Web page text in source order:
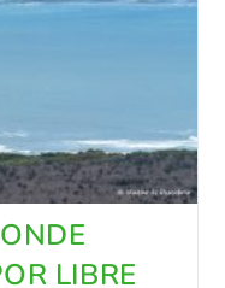
LIBRE